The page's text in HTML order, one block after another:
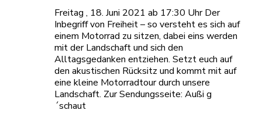
Freitag , 18. Juni 2021 ab 17:30 Uhr Der
Inbegriff von Freiheit – so versteht es sich auf
einem Motorrad zu sitzen, dabei eins werden
mit der Landschaft und sich den
Alltagsgedanken entziehen. Setzt euch auf
den akustischen Rücksitz und kommt mit auf
eine kleine Motorradtour durch unsere
Landschaft. Zur Sendungsseite: Außi g
´schaut